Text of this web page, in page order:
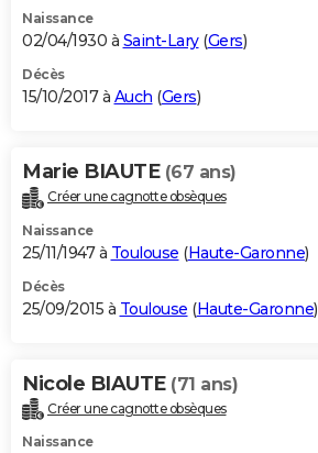
Naissance
02/04/1930 à Saint-Lary(Gers)
Décès
15/10/2017 à Auch (Gers)
Marie BIAUTE (67 ans)
Créer une cagnotte obsèques
Naissance
25/11/1947 à Toulouse (Haute-Garonne)
Décès
25/09/2015 à Toulouse (Haute-Garonne)
Nicole BIAUTE (71 ans)
Créer une cagnotte obsèques
Naissance